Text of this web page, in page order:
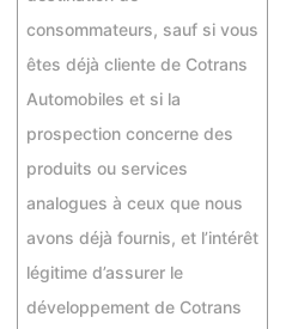
consommateurs, sauf si vous
êtes déjà cliente de Cotrans
Automobiles et si la
prospection concerne des
produits ou services
analogues à ceux que nous
avons déjà fournis, et l’intérêt
légitime d’assurer le
développement de Cotrans